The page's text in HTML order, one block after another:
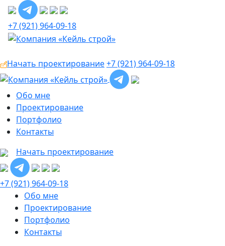
+7 (921) 964-09-18
Начать проектирование+7 (921) 964-09-18
Обо мне
Проектирование
Портфолио
Контакты
Начать проектирование
+7 (921) 964-09-18
Обо мне
Проектирование
Портфолио
Контакты